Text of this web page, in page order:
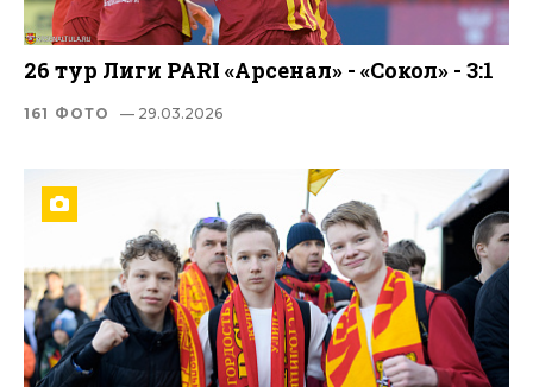
26 тур Лиги PARI «Арсенал» - «Сокол» - 3:1
161 ФОТО — 29.03.2026